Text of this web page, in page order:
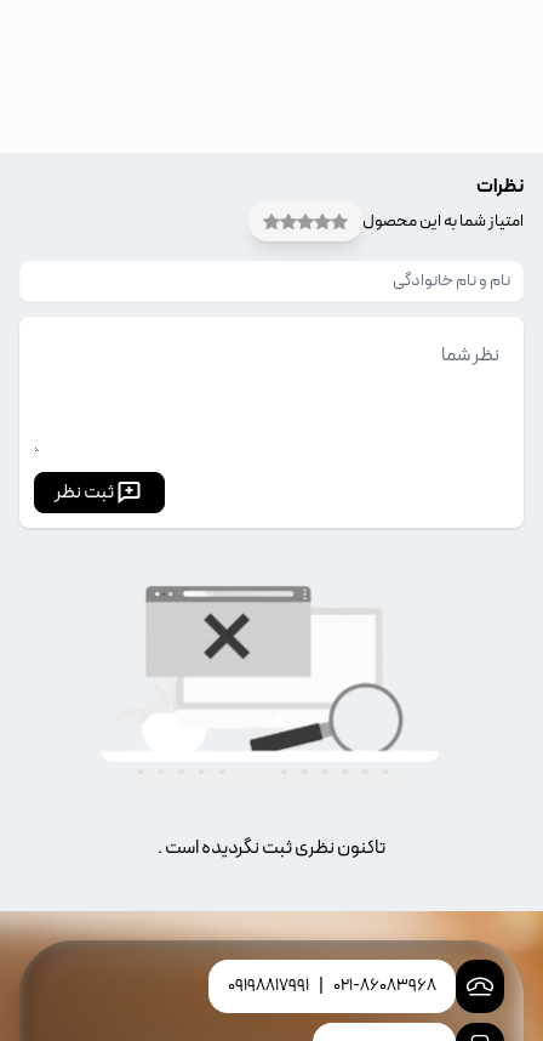
نظرات
امتیاز شما به این محصول
ثبت نظر
تاکنون نظری ثبت نگردیده است .
021-86083968
09198817991